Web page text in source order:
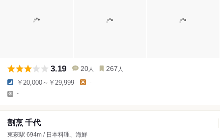
3.19 20 人 267 人
￥20,000～￥29,999 -
-
割烹 千代
東萩駅 694m / 日本料理、海鮮